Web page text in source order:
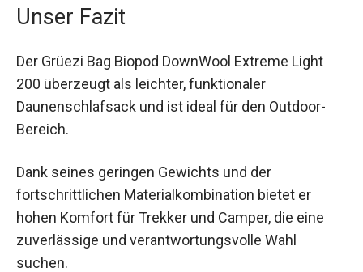
Unser Fazit
Der Grüezi Bag Biopod DownWool Extreme Light
200 überzeugt als leichter, funktionaler
Daunenschlafsack und ist ideal für den Outdoor-
Bereich.
Dank seines geringen Gewichts und der
fortschrittlichen Materialkombination bietet er
hohen Komfort für Trekker und Camper, die eine
zuverlässige und verantwortungsvolle Wahl
suchen.